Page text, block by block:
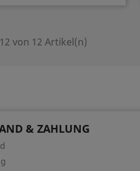
von 12 Artikel(n)
& ZAHLUNG